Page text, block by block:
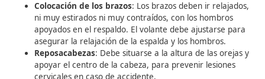
formador vialdebe enseñar a sus alumnos que la
correcta y ergonómica al conducir previene molestias
espalda, fatiga y lesiones, y contribuye a mantener la
la capacidad de reacción. Algunos consejos básicos